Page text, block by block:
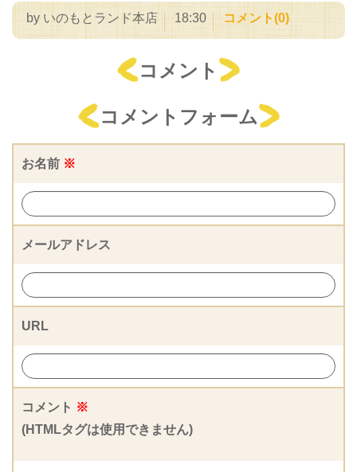
by いのもとランド本店 18:30 コメント(0)
コメント
コメントフォーム
お名前 ※
メールアドレス
URL
コメント ※
(HTMLタグは使用できません)